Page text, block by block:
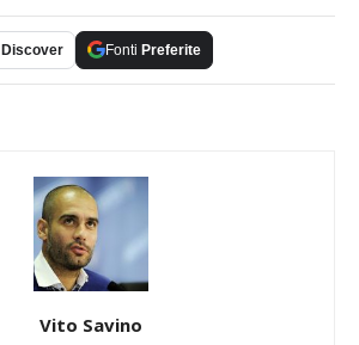
Discover Fonti Preferite
Vito Savino